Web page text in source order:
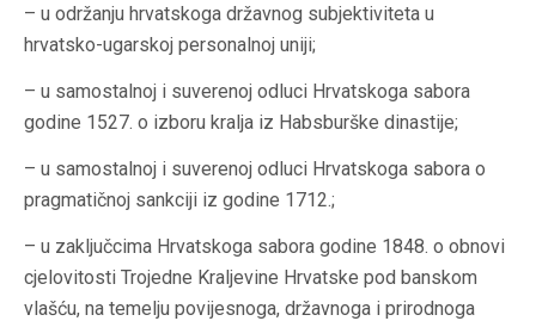
– u održanju hrvatskoga državnog subjektiviteta u
hrvatsko-ugarskoj personalnoj uniji;
– u samostalnoj i suverenoj odluci Hrvatskoga sabora
godine 1527. o izboru kralja iz Habsburške dinastije;
– u samostalnoj i suverenoj odluci Hrvatskoga sabora o
pragmatičnoj sankciji iz godine 1712.;
– u zaključcima Hrvatskoga sabora godine 1848. o obnovi
cjelovitosti Trojedne Kraljevine Hrvatske pod banskom
vlašću, na temelju povijesnoga, državnoga i prirodnoga